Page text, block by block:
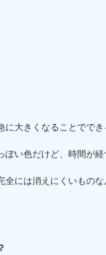
に大きくなることでで
ぽい色だけど、時間が
全には消えにくいもの